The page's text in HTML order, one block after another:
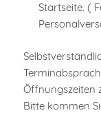
Startseite. (
Öffnungszeiten
Bitte kommen